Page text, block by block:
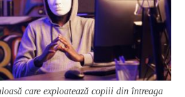
care exploatează copiii din întreaga